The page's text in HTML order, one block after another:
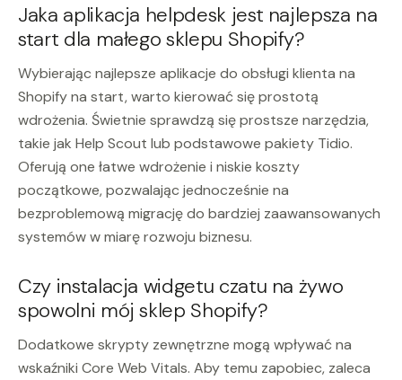
Jaka aplikacja helpdesk jest najlepsza na
start dla małego sklepu Shopify?
Wybierając najlepsze aplikacje do obsługi klienta na
Shopify na start, warto kierować się prostotą
wdrożenia. Świetnie sprawdzą się prostsze narzędzia,
takie jak Help Scout lub podstawowe pakiety Tidio.
Oferują one łatwe wdrożenie i niskie koszty
początkowe, pozwalając jednocześnie na
bezproblemową migrację do bardziej zaawansowanych
systemów w miarę rozwoju biznesu.
Czy instalacja widgetu czatu na żywo
spowolni mój sklep Shopify?
Dodatkowe skrypty zewnętrzne mogą wpływać na
wskaźniki Core Web Vitals. Aby temu zapobiec, zaleca